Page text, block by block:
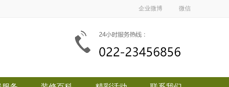
企业微博 微信